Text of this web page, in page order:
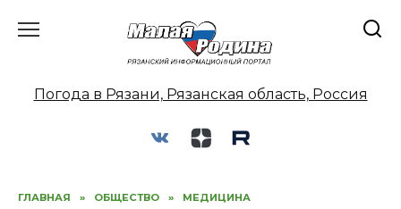
Погода в Рязани, Рязанская область, Россия
ГЛАВНАЯ » ОБЩЕСТВО » МЕДИЦИНА